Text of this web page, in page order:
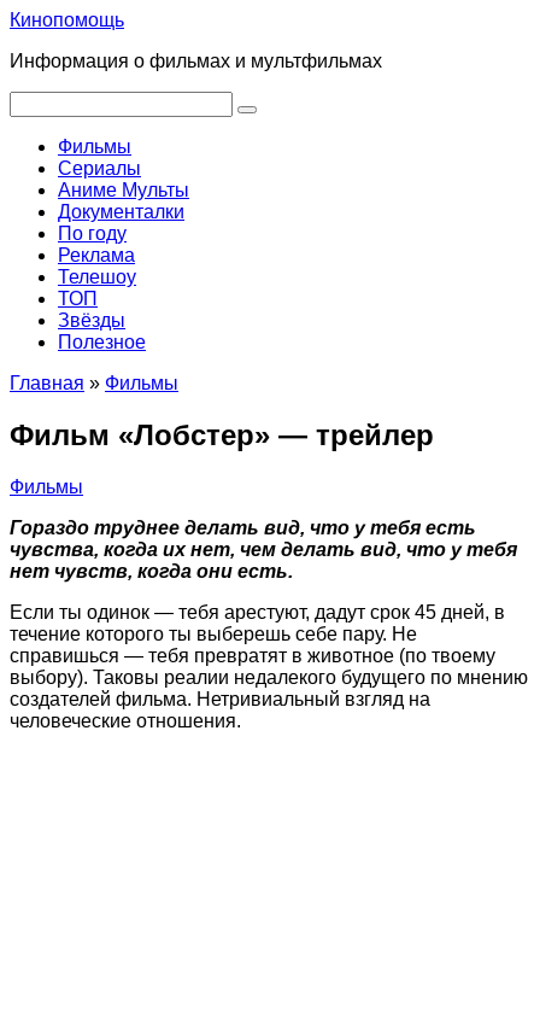
Перейти
контенту
Кинопомощь
Информация о фильмах и мультфильмах
Фильмы
Сериалы
Аниме Мульты
Документалки
По году
Реклама
Телешоу
ТОП
Звёзды
Полезное
Главная » Фильмы
Фильм «Лобстер» — трейлер
Фильмы
Гораздо труднее делать вид, что у тебя есть
чувства, когда их нет, чем делать вид, что у тебя
нет чувств, когда они есть.
Если ты одинок — тебя арестуют, дадут срок 45 дней, в
течение которого ты выберешь себе пару. Не
справишься — тебя превратят в животное (по твоему
выбору). Таковы реалии недалекого будущего по мнению
создателей фильма. Нетривиальный взгляд на
человеческие отношения.